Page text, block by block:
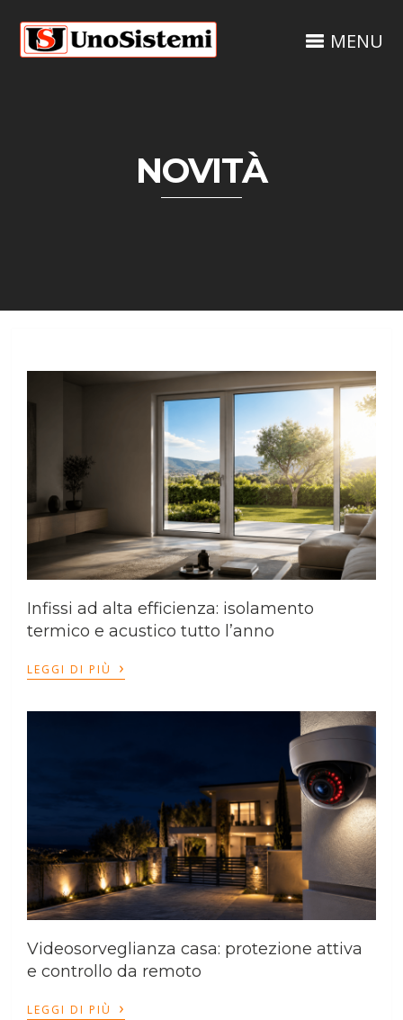
MENU
NOVITÀ
Infissi ad alta efficienza: isolamento
termico e acustico tutto l’anno
LEGGI DI PIÙ ›
Videosorveglianza casa: protezione attiva
e controllo da remoto
LEGGI DI PIÙ ›